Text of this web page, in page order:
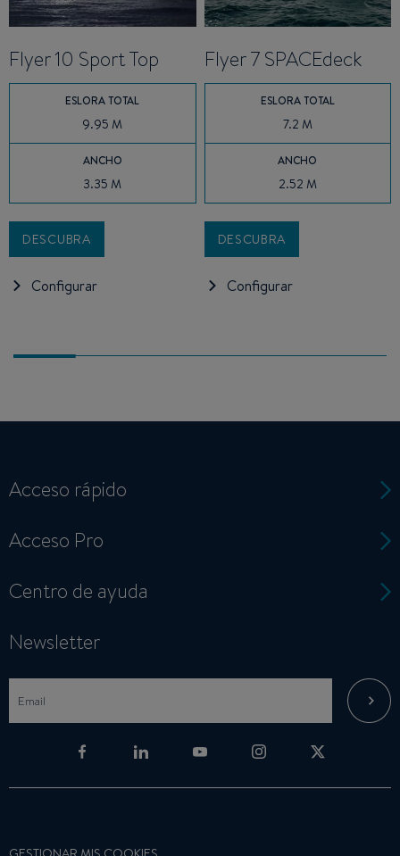
Flyer 10 Sport Top
ESLORA TOTAL
9.95 M
ANCHO
3.35 M
DESCUBRA
Configurar
Flyer 7 SPACEdeck
ESLORA TOTAL
7.2 M
ANCHO
2.52 M
DESCUBRA
Configurar
Acceso rápido
Acceso Pro
Centro de ayuda
Newsletter